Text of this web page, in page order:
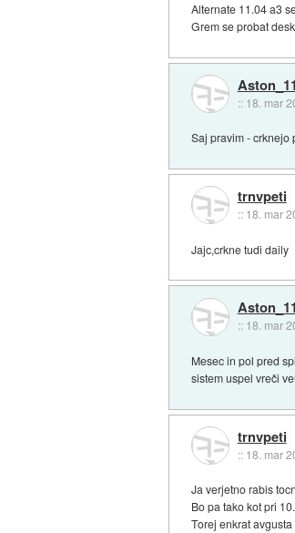
Alternate 11.04 a3
Grem se probat
Aston_11
:: 18. mar
Saj pravim - crknejo
trnvpeti
:: 18. mar
Jajc,crkne tudi daily
Aston_11
:: 18. mar
Mesec in pol pred
sistem uspel vreči
trnvpeti
:: 18. mar
Ja verjetno rabis
Bo pa tako kot pri
Torej enkrat